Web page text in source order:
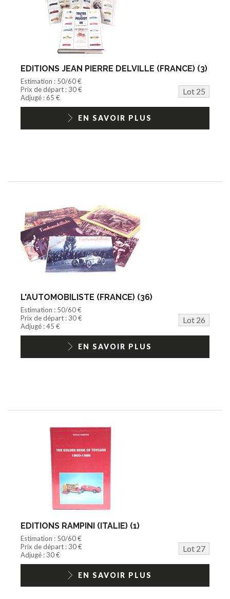
EDITIONS JEAN PIERRE DELVILLE (FRANCE) (3)
Estimation : 50/60 €
Prix de départ : 30 €
Lot 25
Adjugé : 65 €
EN SAVOIR PLUS
L'AUTOMOBILISTE (FRANCE) (36)
Estimation : 50/60 €
Prix de départ : 30 €
Lot 26
Adjugé : 45 €
EN SAVOIR PLUS
EDITIONS RAMPINI (ITALIE) (1)
Estimation : 50/60 €
Prix de départ : 30 €
Lot 27
Adjugé : 30 €
EN SAVOIR PLUS